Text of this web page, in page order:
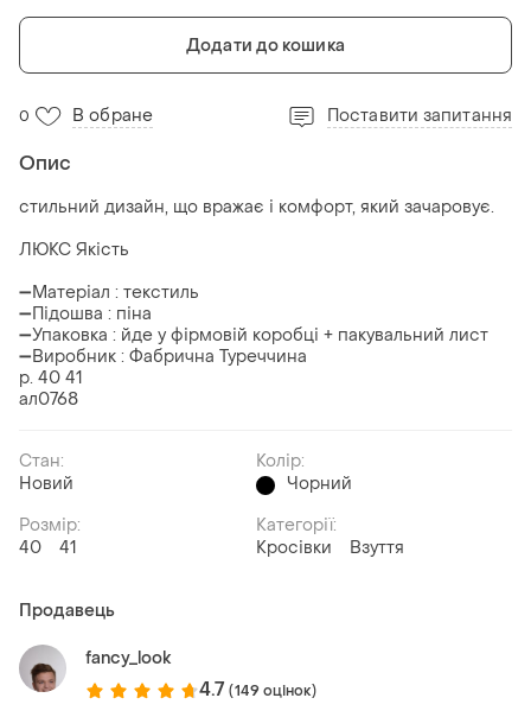
Додати до кошика
0 В обране Поставити запитання
Опис
стильний дизайн, що вражає і комфорт, який зачаровує.
ЛЮКС Якість
➖Матеріал : текстиль
➖Підошва : піна
➖Упаковка : йде у фірмовій коробці + пакувальний лист
➖Виробник : Фабрична Туреччина
р. 40 41
ал0768
Стан:
Новий
Колір:
Чорний
Розмір:
40
41
Категорії:
Кросівки
Взуття
Продавець
fancy_look
4.7 (149 оцінок)